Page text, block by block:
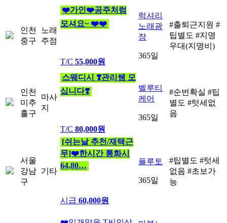
인천
중구
노래
주점
❤️가인❤️공주처럼
모셔요~ ❤️❤️
T/C 55,000원
럭셔리
노래광
장
365일
#출퇴근지원 #
팁별도 #지명
우대(지명비)
인천
미추
홀구
마사
지
스웨디시 ❣️관리쌤 모
십니다❣️
T/C 80,000원
벨루티
케어
365일
#순번확실 #팁
별도 #텃세없
음
서울
강남
구
기타
[쉬는날 추천/재택근
무]❤️한시간 통화시
64,80…
시급 60,000원
플루토
365일
#팁별도 #텃세
없음 #초보가
능